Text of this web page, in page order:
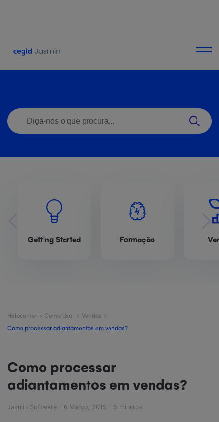
Getting Started Formação
Helpcenter > Como Usar > Vendas >
Como processar adiantamentos em vendas?
Como processar
adiantamentos em vendas?
Jasmin Software - 6 Março, 2019 - 5 minutos